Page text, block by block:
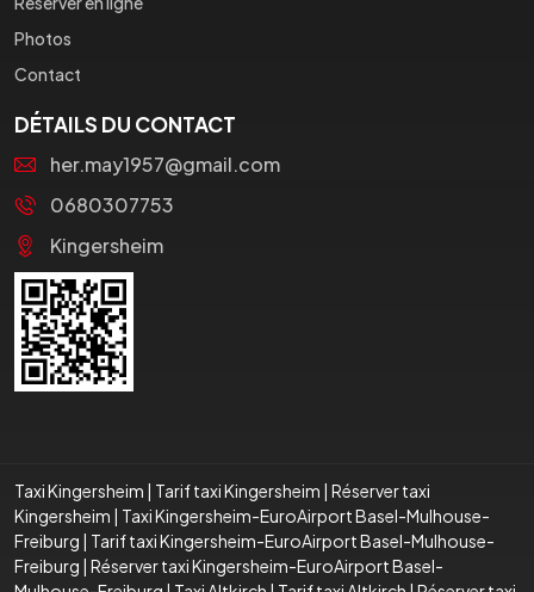
Photos
Contact
DÉTAILS DU CONTACT
her.may1957@gmail.com
0680307753
Kingersheim
Taxi Kingersheim | Tarif taxi Kingersheim | Réserver taxi
Kingersheim | Taxi Kingersheim-EuroAirport Basel-Mulhouse-
Freiburg | Tarif taxi Kingersheim-EuroAirport Basel-Mulhouse-
Freiburg | Réserver taxi Kingersheim-EuroAirport Basel-